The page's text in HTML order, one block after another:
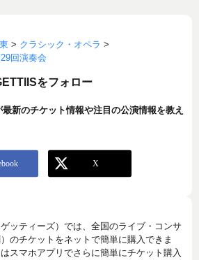
> クラシック・オペラ >
回演奏会
をフォロー
最新のチケット情報や注目の公演情報を教え
ッティーズ）では、全国のライブ・コンサ
のチケットをネットで簡単に購入できま
スマホアプリでさらに簡単にチケット購入